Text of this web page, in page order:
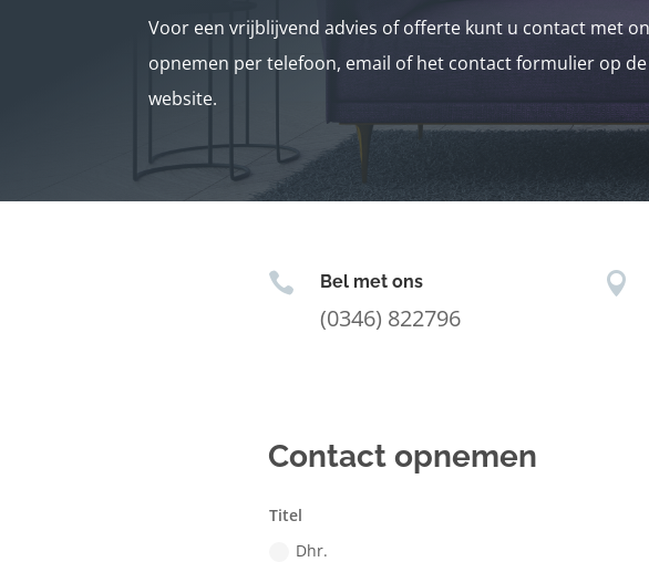
Voor een vrijblijvend advies of offerte kunt u contact met
opnemen per telefoon, email of het contact formulier op de
website.
 Bel met ons
(0346) 822796

Contact opnemen
Titel
Dhr.